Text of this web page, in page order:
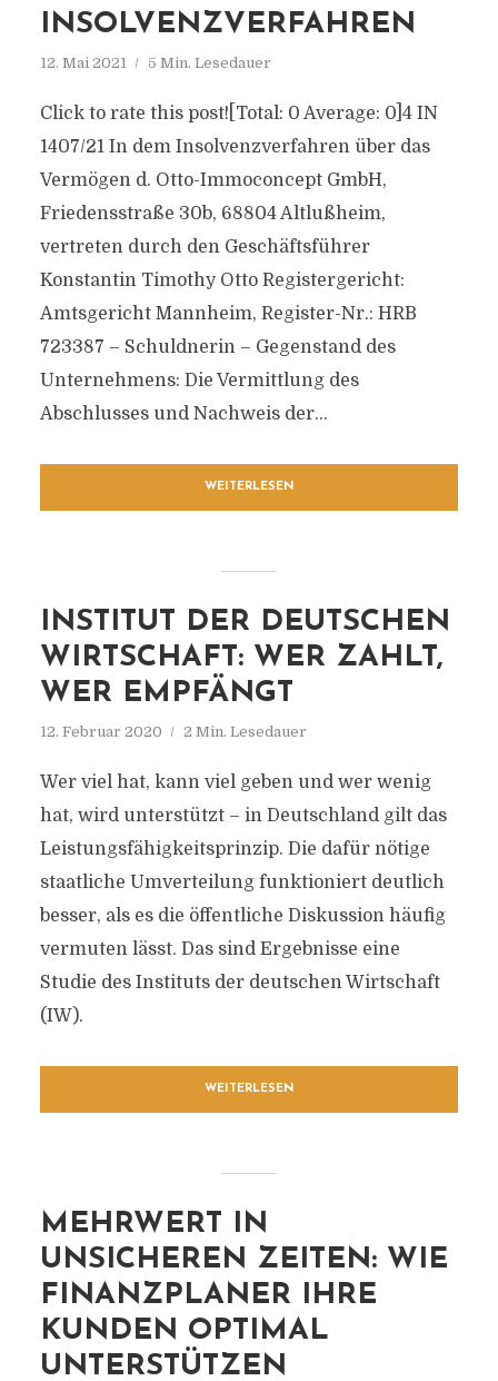
INSOLVENZVERFAHREN
12. Mai 2021 5 Min. Lesedauer
Click to rate this post![Total: 0 Average: 0]4 IN
1407/21 In dem Insolvenzverfahren über das
Vermögen d. Otto-Immoconcept GmbH,
Friedensstraße 30b, 68804 Altlußheim,
vertreten durch den Geschäftsführer
Konstantin Timothy Otto Registergericht:
Amtsgericht Mannheim, Register-Nr.: HRB
723387 – Schuldnerin – Gegenstand des
Unternehmens: Die Vermittlung des
Abschlusses und Nachweis der...
WEITERLESEN
INSTITUT DER DEUTSCHEN
WIRTSCHAFT: WER ZAHLT,
WER EMPFÄNGT
12. Februar 2020 2 Min. Lesedauer
Wer viel hat, kann viel geben und wer wenig
hat, wird unterstützt – in Deutschland gilt das
Leistungsfähigkeitsprinzip. Die dafür nötige
staatliche Umverteilung funktioniert deutlich
besser, als es die öffentliche Diskussion häufig
vermuten lässt. Das sind Ergebnisse eine
Studie des Instituts der deutschen Wirtschaft
(IW).
WEITERLESEN
MEHRWERT IN
UNSICHEREN ZEITEN: WIE
FINANZPLANER IHRE
KUNDEN OPTIMAL
UNTERSTÜTZEN